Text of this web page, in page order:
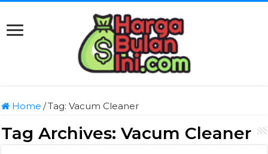
Home /Tag:Vacum Cleaner
Tag Archives:Vacum Cleaner